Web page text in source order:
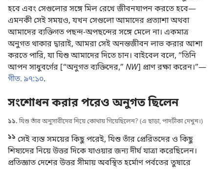
হবে এবং সেগুলোর সঙ্গে মিল রেখে জীবনযাপন করতে হবে—
এমনকী সেই সময়ও, যখন সেগুলো আমাদের প্রত্যাশা অথবা
আমাদের ব্যক্তিগত পছন্দ-অপছন্দের সঙ্গে মেলে না। একমাত্র
অনুগত থাকার দ্বারাই, আমরা সেই অনন্তজীবন লাভ করার আশা
করতে পারি, যা যিশু আমাদের দিতে চান। বাইবেল বলে, “তিনি
আপন সাধুবর্গের [“অনুগত ব্যক্তিদের,” NW] প্রাণ রক্ষা করেন।”—
গীত. ৯৭:১০.
সংশোধন করার পরেও অনুগত ছিলেন
১১. যিশু তাঁর অনুসারীদের নিয়ে কোথায় গিয়েছিলেন? (এ ছাড়া, পাদটীকা দেখুন।)
১১ সেই ব্যস্ত সময়ের কিছু পরেই, যিশু তাঁর প্রেরিতদের ও কিছু
শিষ্যদের নিয়ে উত্তর দিকে যাওয়ার জন্য দীর্ঘ যাত্রা করেছিলেন।
প্রতিজ্ঞাত দেশের উত্তর সীমায় অবস্থিত হর্মোণ পর্বতের তুষারে